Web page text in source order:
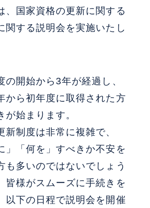
、国家資格の更新に関する
関する説明会を実施いたし
の開始から3年が経過し、
から初年度に取得された方
が始まります。
新制度は非常に複雑で、
」「何を」すべきか不安を
も多いのではないでしょう
皆様がスムーズに手続きを
以下の日程で説明会を開催